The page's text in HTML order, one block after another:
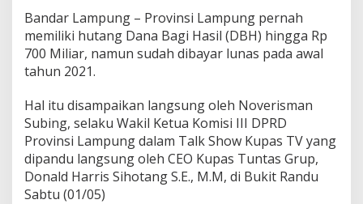
u
n
g
S
a
p
i
D
B
H
Bandar Lampung – Provinsi Lampung pernah
memiliki hutang Dana Bagi Hasil (DBH) hingga Rp
700 Miliar, namun sudah dibayar lunas pada awal
tahun 2021.
Hal itu disampaikan langsung oleh Noverisman
Subing, selaku Wakil Ketua Komisi III DPRD
Provinsi Lampung dalam Talk Show Kupas TV yang
dipandu langsung oleh CEO Kupas Tuntas Grup,
Donald Harris Sihotang S.E., M.M, di Bukit Randu
Sabtu (01/05)